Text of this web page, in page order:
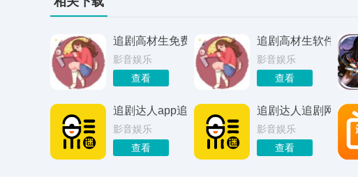
追剧高材生免费版
影音娱乐
查看
追剧高材生软件官方
影音娱乐
查看
追剧达人app追剧最新版
影音娱乐
查看
追剧达人追剧网
影音娱乐
查看